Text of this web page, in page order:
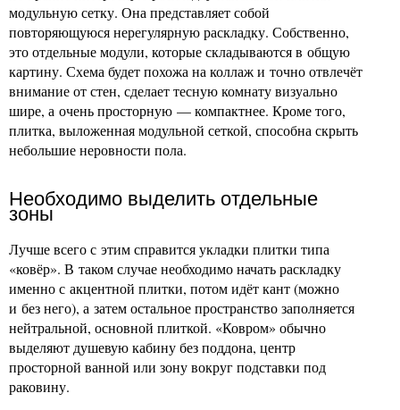
модульную сетку. Она представляет собой
повторяющуюся нерегулярную раскладку. Собственно,
это отдельные модули, которые складываются в общую
картину. Схема будет похожа на коллаж и точно отвлечёт
внимание от стен, сделает тесную комнату визуально
шире, а очень просторную — компактнее. Кроме того,
плитка, выложенная модульной сеткой, способна скрыть
небольшие неровности пола.
Необходимо выделить отдельные
зоны
Лучше всего с этим справится укладки плитки типа
«ковёр». В таком случае необходимо начать раскладку
именно с акцентной плитки, потом идёт кант (можно
и без него), а затем остальное пространство заполняется
нейтральной, основной плиткой. «Ковром» обычно
выделяют душевую кабину без поддона, центр
просторной ванной или зону вокруг подставки под
раковину.